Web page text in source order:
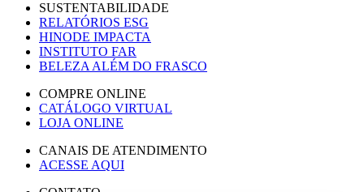
SUSTENTABILIDADE
RELATÓRIOS ESG
HINODE IMPACTA
INSTITUTO FAR
BELEZA ALÉM DO FRASCO
COMPRE ONLINE
CATÁLOGO VIRTUAL
LOJA ONLINE
CANAIS DE ATENDIMENTO
ACESSE AQUI